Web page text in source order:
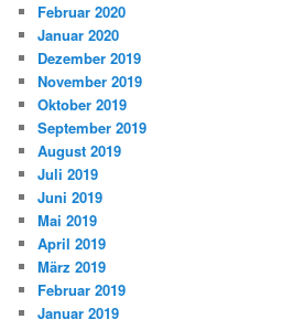
Februar 2020
Januar 2020
Dezember 2019
November 2019
Oktober 2019
September 2019
August 2019
Juli 2019
Juni 2019
Mai 2019
April 2019
März 2019
Februar 2019
Januar 2019